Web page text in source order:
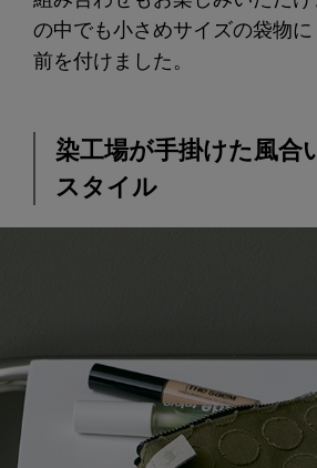
の中でも小さめサイズの袋物
前を付けました。
染工場が手掛けた風合
スタイル